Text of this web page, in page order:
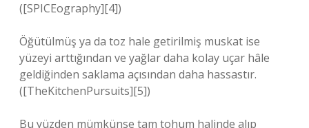
([SPICEography][4])
Öğütülmüş ya da toz hale getirilmiş muskat ise
yüzeyi arttığından ve yağlar daha kolay uçar hâle
geldiğinden saklama açısından daha hassastır.
([TheKitchenPursuits][5])
Bu yüzden mümkünse tam tohum halinde alıp